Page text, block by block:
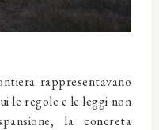
rappresentavano
le regole e le leggi non
la concreta